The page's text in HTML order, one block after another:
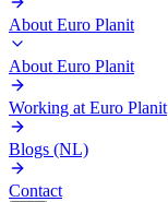
About Euro Planit
About Euro Planit
Working at Euro Planit
Blogs (NL)
Contact